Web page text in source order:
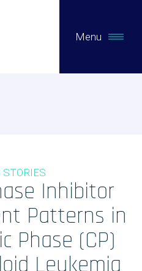
Menu
sur données primaires
(RNIPH)
DMs / Conseil règlementaire
STORIES
Inhibitor
Patterns in
Phase (CP)
Leukemia